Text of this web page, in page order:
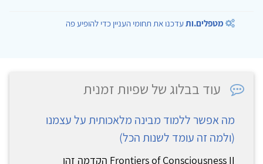
מטפלים.ותעדכנו את תחומי העניין כדי להופיע פה
עוד בבלוג של שפיות זמנית
מה אפשר ללמוד מבינה מלאכותית על עצמנו
(ולמה זה עומד לשנות הכל)
Frontiers of Consciousness II הקדמה זהו